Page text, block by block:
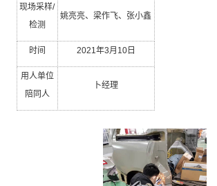
现场采样/
检测
姚亮亮、梁作飞、张小鑫
时间 2021年3月 10日
用人单位
陪同人
卜经理